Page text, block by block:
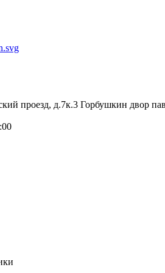
проезд, д.7к.3 Горбушкин двор